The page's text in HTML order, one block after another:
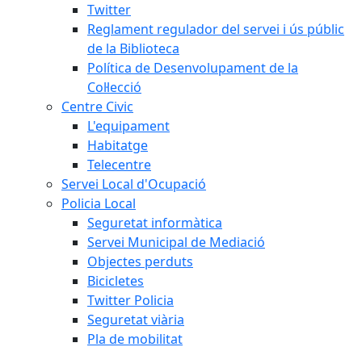
Twitter
Reglament regulador del servei i ús públic
de la Biblioteca
Política de Desenvolupament de la
Col·lecció
Centre Civic
L'equipament
Habitatge
Telecentre
Servei Local d'Ocupació
Policia Local
Seguretat informàtica
Servei Municipal de Mediació
Objectes perduts
Bicicletes
Twitter Policia
Seguretat viària
Pla de mobilitat